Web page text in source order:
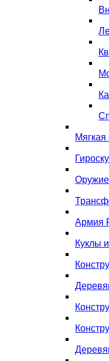
Мягкая
Оружие
Армия
Куклы